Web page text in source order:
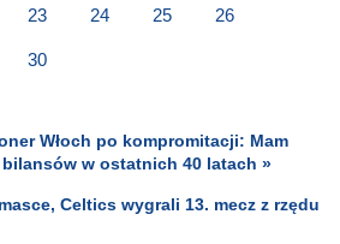
23 24 25 26
30
Włoch po kompromitacji: Mam
w ostatnich 40 latach »
Celtics wygrali 13. mecz z rzędu